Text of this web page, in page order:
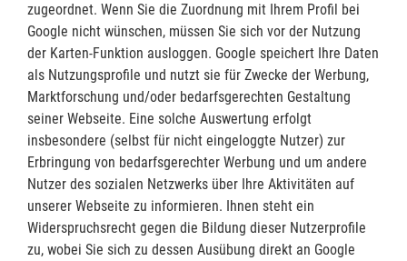
zugeordnet. Wenn Sie die Zuordnung mit Ihrem Profil bei
Google nicht wünschen, müssen Sie sich vor der Nutzung
der Karten-Funktion ausloggen. Google speichert Ihre Daten
als Nutzungsprofile und nutzt sie für Zwecke der Werbung,
Marktforschung und/oder bedarfsgerechten Gestaltung
seiner Webseite. Eine solche Auswertung erfolgt
insbesondere (selbst für nicht eingeloggte Nutzer) zur
Erbringung von bedarfsgerechter Werbung und um andere
Nutzer des sozialen Netzwerks über Ihre Aktivitäten auf
unserer Webseite zu informieren. Ihnen steht ein
Widerspruchsrecht gegen die Bildung dieser Nutzerprofile
zu, wobei Sie sich zu dessen Ausübung direkt an Google